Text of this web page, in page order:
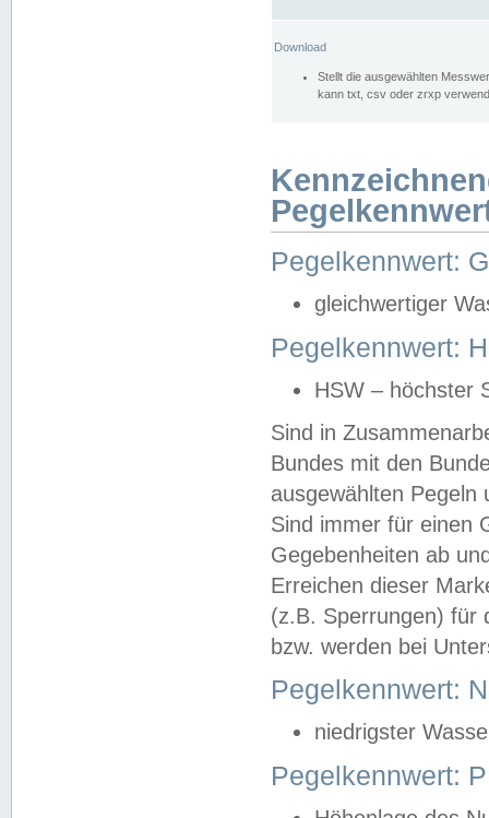
Download
Stellt die ausgewählten
kann txt, csv oder zrxp
Pegelkennwert:
gleichwertiger
Pegelkennwert:
HSW – höchster
Sind in
Bundes mit den
ausgewählten
Sind immer für einen
Gegebenheiten ab
Erreichen dieser
(z.B. Sperrungen) für
bzw. werden bei
Pegelkennwert:
niedrigster
Pegelkennwert: